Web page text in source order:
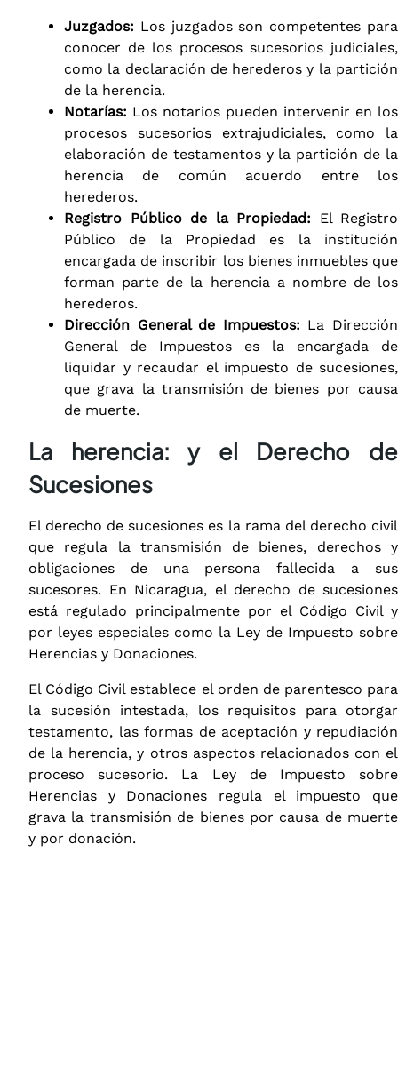
Juzgados: Los juzgados son competentes para
conocer de los procesos sucesorios judiciales,
como la declaración de herederos y la partición
de la herencia.
Notarías: Los notarios pueden intervenir en los
procesos sucesorios extrajudiciales, como la
elaboración de testamentos y la partición de la
herencia de común acuerdo entre los
herederos.
Registro Público de la Propiedad: El Registro
Público de la Propiedad es la institución
encargada de inscribir los bienes inmuebles que
forman parte de la herencia a nombre de los
herederos.
Dirección General de Impuestos: La Dirección
General de Impuestos es la encargada de
liquidar y recaudar el impuesto de sucesiones,
que grava la transmisión de bienes por causa
de muerte.
La herencia: y el Derecho de
Sucesiones
El derecho de sucesiones es la rama del derecho civil
que regula la transmisión de bienes, derechos y
obligaciones de una persona fallecida a sus
sucesores. En Nicaragua, el derecho de sucesiones
está regulado principalmente por el Código Civil y
por leyes especiales como la Ley de Impuesto sobre
Herencias y Donaciones.
El Código Civil establece el orden de parentesco para
la sucesión intestada, los requisitos para otorgar
testamento, las formas de aceptación y repudiación
de la herencia, y otros aspectos relacionados con el
proceso sucesorio. La Ley de Impuesto sobre
Herencias y Donaciones regula el impuesto que
grava la transmisión de bienes por causa de muerte
y por donación.